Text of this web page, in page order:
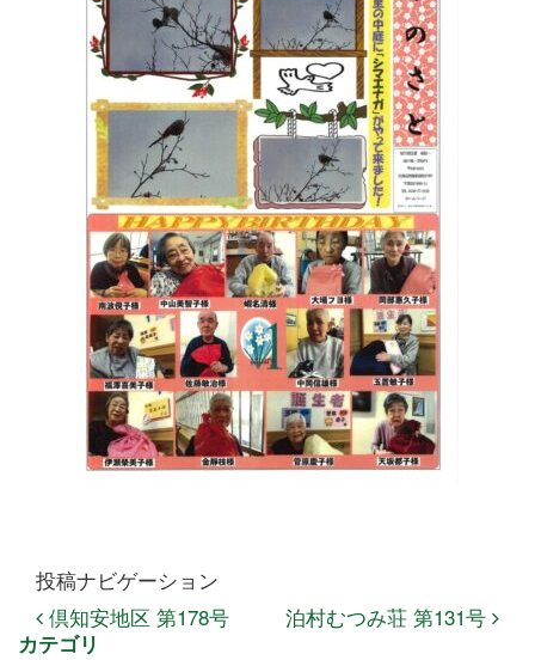
投稿ナビゲーション
倶知安地区 第178号
泊村むつみ荘 第131号
カテゴリ